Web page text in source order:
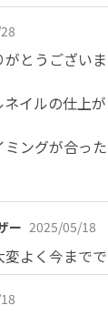
がとうござい
ネイルの仕上
ミングが合っ
ー 2025/05/18
よく今まで